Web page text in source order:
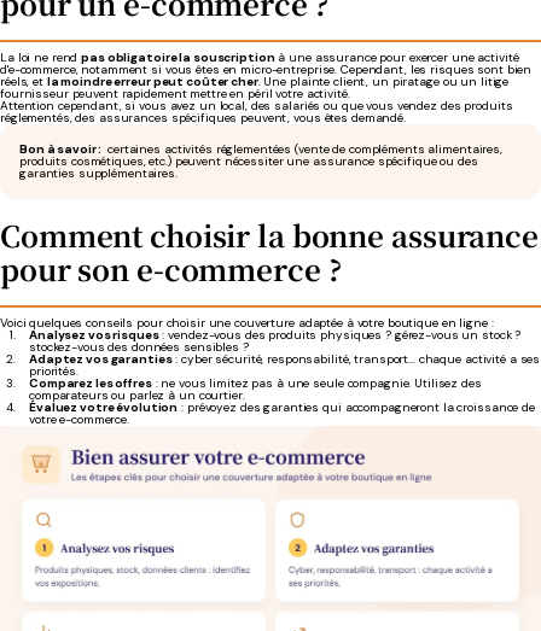
La loi ne rendpas obligatoire la souscriptionà une assurance pour exercer une activité
d'e-commerce, notamment si vous êtes en micro-entreprise. Cependant, les risques sont bien
réels, et la moindre erreur peut coûter cher. Une plainte client, un piratage ou un litige
fournisseur peuvent rapidement mettre en péril votre activité.
Attention cependant, si vous avez un local, des salariés ou que vous vendez des produits
réglementés, des assurances spécifiques peuvent, vous êtes demandé.
Bon à savoir : certaines activités réglementées (vente de compléments alimentaires,
produits cosmétiques, etc.) peuvent nécessiter une assurance spécifique ou des
garanties supplémentaires.
Comment choisir la bonne assurance
pour son e-commerce ?
Voici quelques conseils pour choisir une couverture adaptée à votre boutique en ligne :
Analysez vos risques: vendez-vous des produits physiques ? gérez-vous un stock ?
stockez-vous des données sensibles ?
Adaptez vos garanties: cyber sécurité, responsabilité, transport... chaque activité a ses
priorités.
Comparez les offres: ne vous limitez pas à une seule compagnie. Utilisez des
comparateurs ou parlez à un courtier.
Évaluez votre évolution : prévoyez des garanties qui accompagneront la croissance de
votre e-commerce.